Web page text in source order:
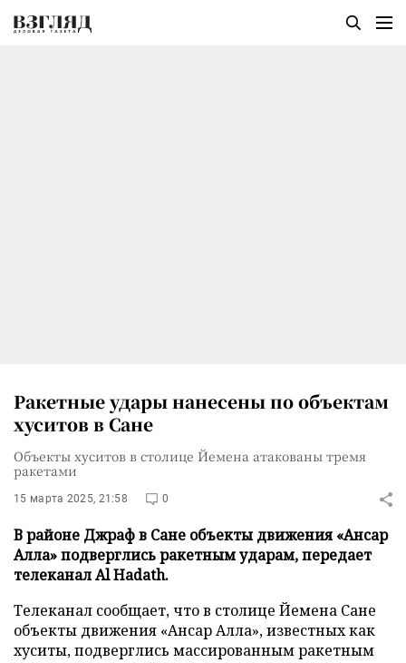
Ракетные удары нанесены по объектам
хуситов в Сане
Объекты хуситов в столице Йемена атакованы тремя
ракетами
15 марта 2025, 21:58 0
В районе Джраф в Сане объекты движения «Ансар
Алла» подверглись ракетным ударам, передает
телеканал Al Hadath.
Телеканал сообщает, что в столице Йемена Сане
объекты движения «Ансар Алла», известных как
хуситы, подверглись массированным ракетным